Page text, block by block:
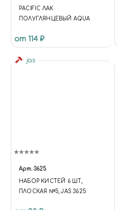
PACIFIC ЛАК
ПОЛУГЛЯНЦЕВЫЙ AQUA
от 114 ₽
jas
Арт. 3625
НАБОР КИСТЕЙ 6 ШТ,
ПЛОСКАЯ №5, JAS 3625